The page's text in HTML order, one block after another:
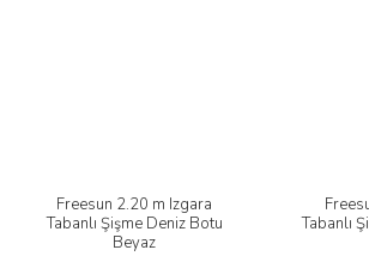
Freesun 2.20 m Izgara
Tabanlı Şişme Deniz Botu
Beyaz
Tabanlı